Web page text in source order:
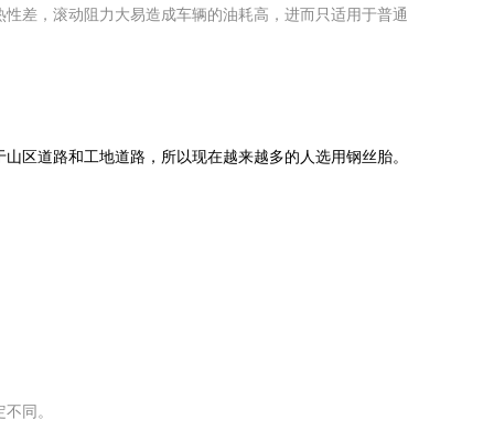
差，滚动阻力大易造成车辆的油耗高，进而只适用于普通
道路和工地道路，所以现在越来越多的人选用钢丝胎。
同。